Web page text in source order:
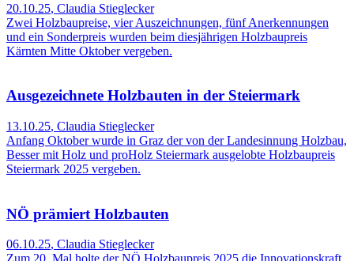
20.10.25, Claudia Stieglecker
Zwei Holzbaupreise, vier Auszeichnungen, fünf Anerkennungen
und ein Sonderpreis wurden beim diesjährigen Holzbaupreis
Kärnten Mitte Oktober vergeben.
Ausgezeichnete Holzbauten in der Steiermark
13.10.25, Claudia Stieglecker
Anfang Oktober wurde in Graz der von der Landesinnung Holzbau,
Besser mit Holz und proHolz Steiermark ausgelobte Holzbaupreis
Steiermark 2025 vergeben.
NÖ prämiert Holzbauten
06.10.25, Claudia Stieglecker